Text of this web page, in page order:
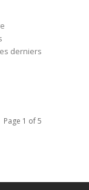
derniers
Page 1 of 5